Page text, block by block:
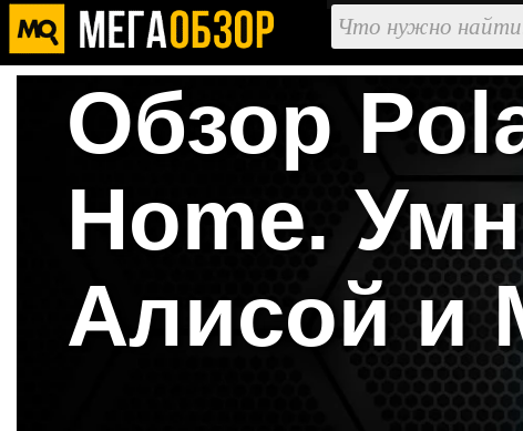
Обзор
Home.
Алисой и